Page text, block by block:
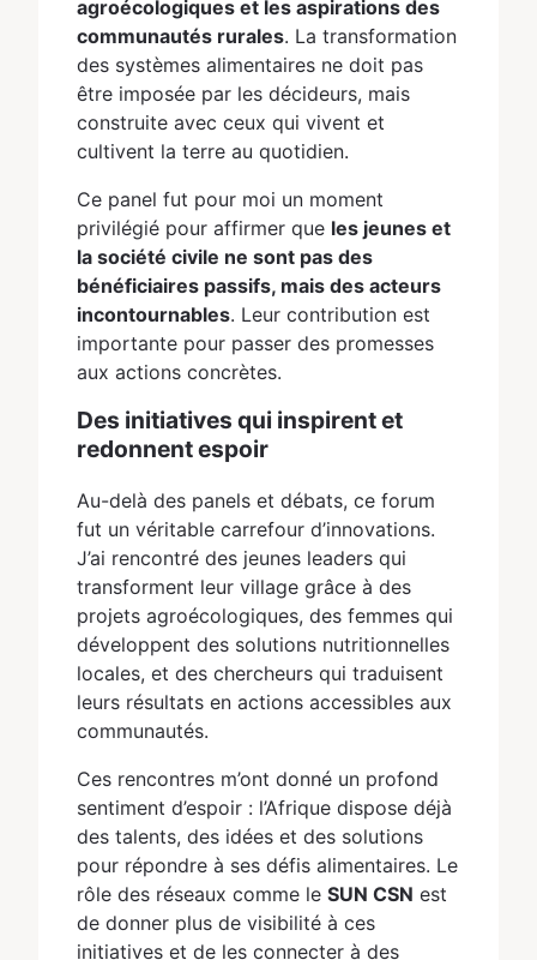
agroécologiques et les aspirations des
communautés rurales. La transformation
des systèmes alimentaires ne doit pas
être imposée par les décideurs, mais
construite avec ceux qui vivent et
cultivent la terre au quotidien.
Ce panel fut pour moi un moment
privilégié pour affirmer que les jeunes et
la société civile ne sont pas des
bénéficiaires passifs, mais des acteurs
incontournables. Leur contribution est
importante pour passer des promesses
aux actions concrètes.
Des initiatives qui inspirent et
redonnent espoir
Au-delà des panels et débats, ce forum
fut un véritable carrefour d’innovations.
J’ai rencontré des jeunes leaders qui
transforment leur village grâce à des
projets agroécologiques, des femmes qui
développent des solutions nutritionnelles
locales, et des chercheurs qui traduisent
leurs résultats en actions accessibles aux
communautés.
Ces rencontres m’ont donné un profond
sentiment d’espoir : l’Afrique dispose déjà
des talents, des idées et des solutions
pour répondre à ses défis alimentaires. Le
rôle des réseaux comme le SUN CSN est
de donner plus de visibilité à ces
initiatives et de les connecter à des